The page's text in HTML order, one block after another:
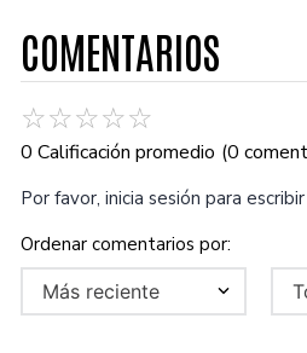
COMENTARIOS
☆☆☆☆☆
0 Calificación promedio (0
Por favor, inicia sesión para
Más reciente